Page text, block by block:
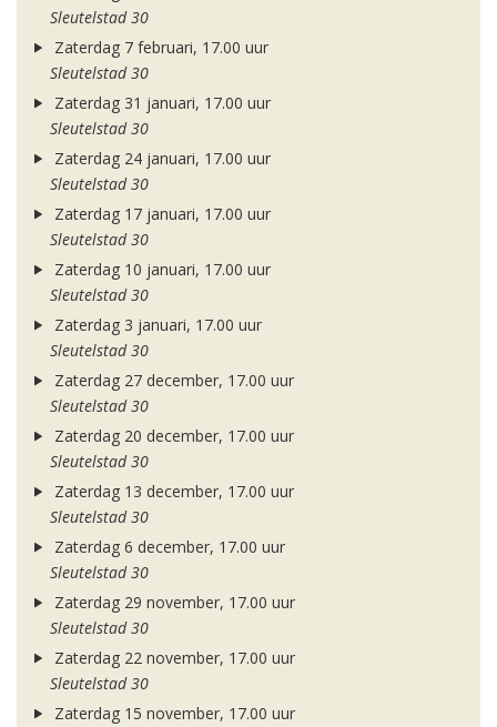
Sleutelstad 30
Zaterdag 7 februari, 17.00 uur
Sleutelstad 30
Zaterdag 31 januari, 17.00 uur
Sleutelstad 30
Zaterdag 24 januari, 17.00 uur
Sleutelstad 30
Zaterdag 17 januari, 17.00 uur
Sleutelstad 30
Zaterdag 10 januari, 17.00 uur
Sleutelstad 30
Zaterdag 3 januari, 17.00 uur
Sleutelstad 30
Zaterdag 27 december, 17.00 uur
Sleutelstad 30
Zaterdag 20 december, 17.00 uur
Sleutelstad 30
Zaterdag 13 december, 17.00 uur
Sleutelstad 30
Zaterdag 6 december, 17.00 uur
Sleutelstad 30
Zaterdag 29 november, 17.00 uur
Sleutelstad 30
Zaterdag 22 november, 17.00 uur
Sleutelstad 30
Zaterdag 15 november, 17.00 uur